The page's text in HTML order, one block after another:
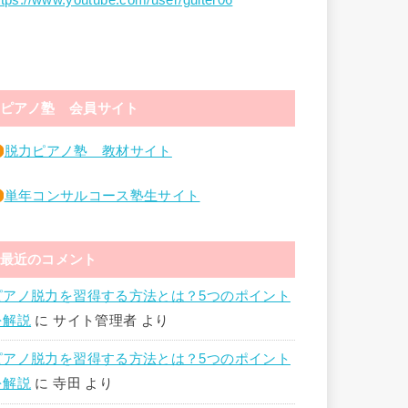
ピアノ塾 会員サイト
脱力ピアノ塾 教材サイト
単年コンサルコース塾生サイト
最近のコメント
アノ脱力を習得する方法とは？5つのポイント
解説 にサイト管理者 より
アノ脱力を習得する方法とは？5つのポイント
解説 に寺田 より